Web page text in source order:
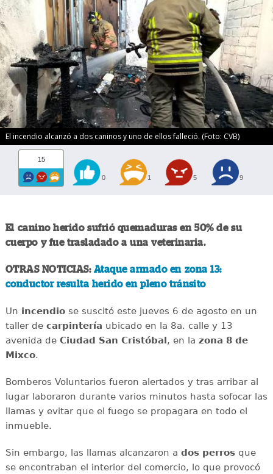
El incendio alcanzó a dos caninos y uno de ellos falleció. (Foto: CVB)
15
0 1 5 9
El canino herido sufrió quemaduras en 50% de su
cuerpo y fue trasladado a una veterinaria.
OTRAS NOTICIAS: Ataque armado en zona 13:
conductor resulta herido en pleno tránsito
Un incendiose suscitó este jueves 6 de agosto en un
taller de carpintería ubicado en la 8a. calle y 13
avenida de Ciudad San Cristóbal , en la zona 8 de
Mixco.
Bomberos Voluntarios fueron alertados y tras arribar al
lugar laboraron durante varios minutos hasta sofocar las
llamas y evitar que el fuego se propagara en todo el
inmueble.
Sin embargo, las llamas alcanzaron a dos perrosque
se encontraban el interior del comercio, lo que provocó